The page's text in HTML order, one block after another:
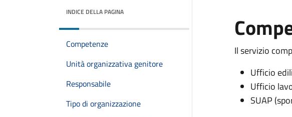
INDICE DELLA PAGINA
Competenze
Unità organizzativa genitore
Responsabile
Tipo di organizzazione
Il servizio
Ufficio
Ufficio
SUAP